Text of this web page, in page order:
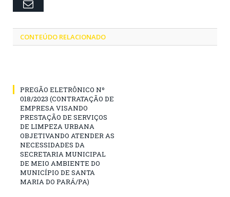
Email
CONTEÚDO RELACIONADO
PREGÃO ELETRÔNICO Nº
018/2023 (CONTRATAÇÃO DE
EMPRESA VISANDO
PRESTAÇÃO DE SERVIÇOS
DE LIMPEZA URBANA
OBJETIVANDO ATENDER AS
NECESSIDADES DA
SECRETARIA MUNICIPAL
DE MEIO AMBIENTE DO
MUNICÍPIO DE SANTA
MARIA DO PARÁ/PA)